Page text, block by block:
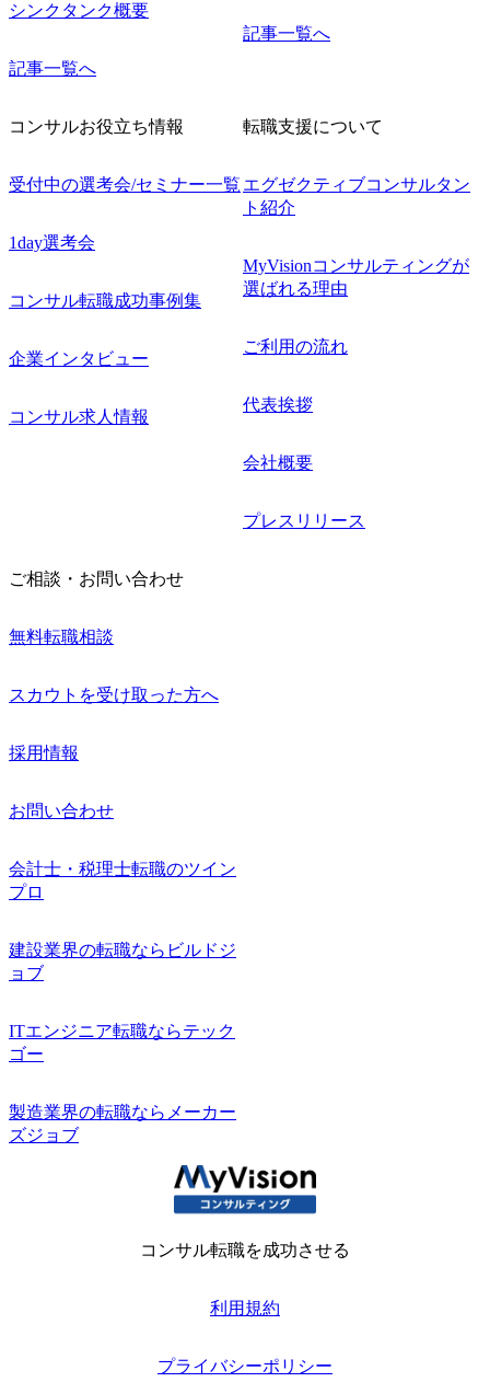
シンクタンク概要
記事一覧へ
記事一覧へ
コンサルお役立ち情報
受付中の選考会/セミナー一覧
1day選考会
コンサル転職成功事例集
企業インタビュー
コンサル求人情報
転職支援について
エグゼクティブコンサルタン
ト紹介
MyVisionコンサルティングが
選ばれる理由
ご利用の流れ
代表挨拶
会社概要
プレスリリース
ご相談・お問い合わせ
無料転職相談
スカウトを受け取った方へ
採用情報
お問い合わせ
会計士・税理士転職のツイン
プロ
建設業界の転職ならビルドジ
ョブ
ITエンジニア転職ならテック
ゴー
製造業界の転職ならメーカー
ズジョブ
コンサル転職を成功させる
利用規約
プライバシーポリシー